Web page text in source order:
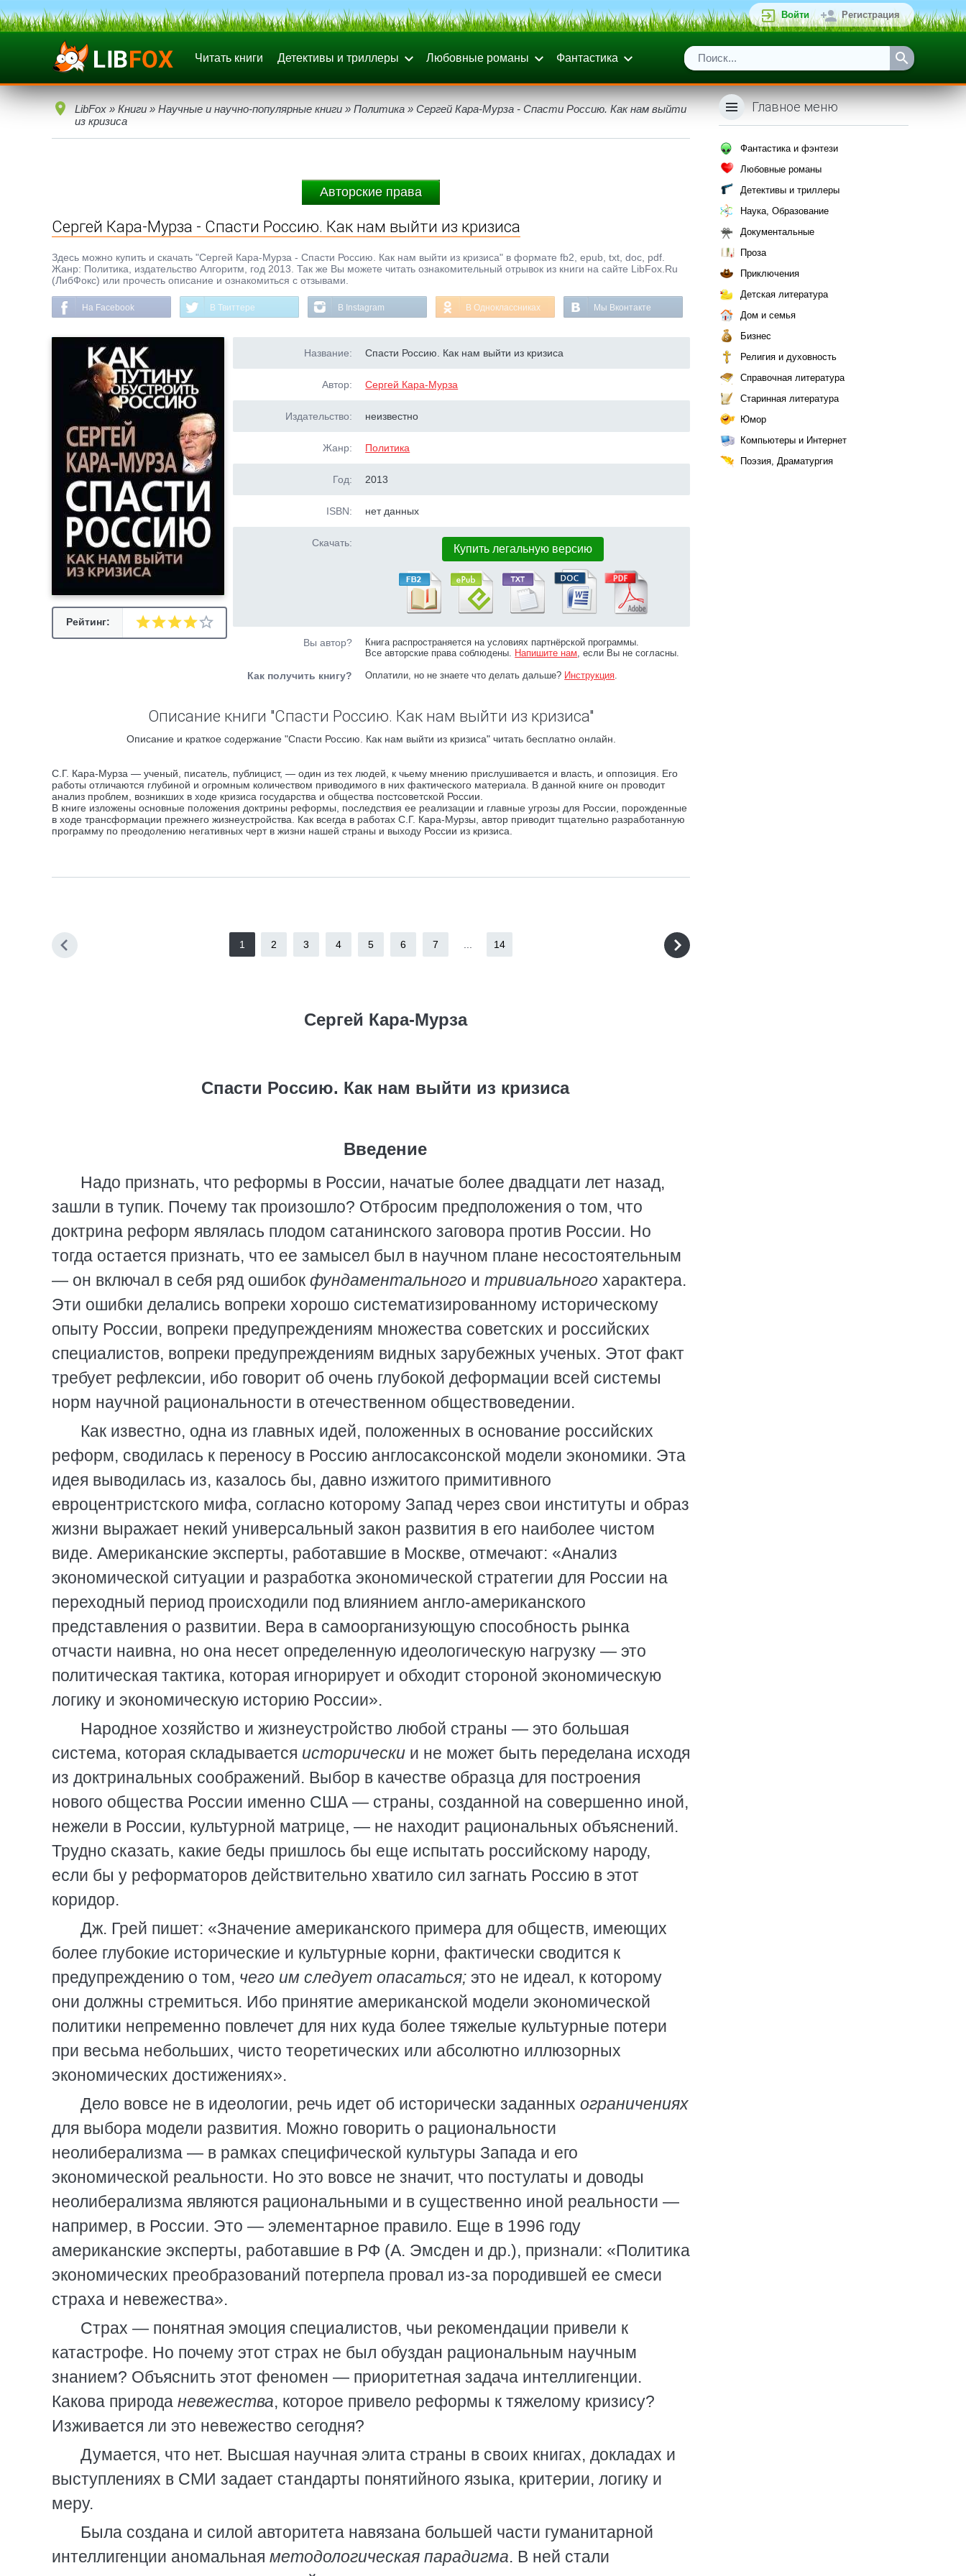
Войти Регистрация
Читать книги Детективы и триллеры Любовные романы Фантастика
LibFox » Книги » Научные и научно-популярные книги » Политика » Сергей Кара-Мурза - Спасти Россию. Как нам выйти
из кризиса
Авторские права
Сергей Кара-Мурза - Спасти Россию. Как нам выйти из кризиса
Здесь можно купить и скачать "Сергей Кара-Мурза - Спасти Россию. Как нам выйти из кризиса" в формате fb2, epub, txt, doc, pdf.
Жанр: Политика, издательство Алгоритм, год 2013. Так же Вы можете читать ознакомительный отрывок из книги на сайте LibFox.Ru
(ЛибФокс) или прочесть описание и ознакомиться с отзывами.
На Facebook В Твиттере В Instagram В Одноклассниках Мы Вконтакте
Рейтинг:
Название: Спасти Россию. Как нам выйти из кризиса
Автор: Сергей Кара-Мурза
Издательство: неизвестно
Жанр: Политика
Год: 2013
ISBN: нет данных
Скачать: Купить легальную версию
Вы автор?
Книга распространяется на условиях партнёрской программы.
Все авторские права соблюдены. Напишите нам, если Вы не согласны.
Как получить книгу? Оплатили, но не знаете что делать дальше? Инструкция.
Описание книги "Спасти Россию. Как нам выйти из кризиса"
Описание и краткое содержание "Спасти Россию. Как нам выйти из кризиса" читать бесплатно онлайн.
С.Г. Кара-Мурза — ученый, писатель, публицист, — один из тех людей, к чьему мнению прислушивается и власть, и оппозиция. Его
работы отличаются глубиной и огромным количеством приводимого в них фактического материала. В данной книге он проводит
анализ проблем, возникших в ходе кризиса государства и общества постсоветской России.
В книге изложены основные положения доктрины реформы, последствия ее реализации и главные угрозы для России, порожденные
в ходе трансформации прежнего жизнеустройства. Как всегда в работах С.Г. Кара-Мурзы, автор приводит тщательно разработанную
программу по преодолению негативных черт в жизни нашей страны и выходу России из кризиса.
1 2 3 4 5 6 7 14
Сергей Кара-Мурза
Спасти Россию. Как нам выйти из кризиса
Введение
Надо признать, что реформы в России, начатые более двадцати лет назад,
зашли в тупик. Почему так произошло? Отбросим предположения о том, что
доктрина реформ являлась плодом сатанинского заговора против России. Но
тогда остается признать, что ее замысел был в научном плане несостоятельным
— он включал в себя ряд ошибок фундаментального и тривиального характера.
Эти ошибки делались вопреки хорошо систематизированному историческому
опыту России, вопреки предупреждениям множества советских и российских
специалистов, вопреки предупреждениям видных зарубежных ученых. Этот факт
требует рефлексии, ибо говорит об очень глубокой деформации всей системы
норм научной рациональности в отечественном обществоведении.
Как известно, одна из главных идей, положенных в основание российских
реформ, сводилась к переносу в Россию англосаксонской модели экономики. Эта
идея выводилась из, казалось бы, давно изжитого примитивного
евроцентристского мифа, согласно которому Запад через свои институты и образ
жизни выражает некий универсальный закон развития в его наиболее чистом
виде. Американские эксперты, работавшие в Москве, отмечают: «Анализ
экономической ситуации и разработка экономической стратегии для России на
переходный период происходили под влиянием англо-американского
представления о развитии. Вера в самоорганизующую способность рынка
отчасти наивна, но она несет определенную идеологическую нагрузку — это
политическая тактика, которая игнорирует и обходит стороной экономическую
логику и экономическую историю России».
Народное хозяйство и жизнеустройство любой страны — это большая
система, которая складывается исторически и не может быть переделана исходя
из доктринальных соображений. Выбор в качестве образца для построения
нового общества России именно США — страны, созданной на совершенно иной,
нежели в России, культурной матрице, — не находит рациональных объяснений.
Трудно сказать, какие беды пришлось бы еще испытать российскому народу,
если бы у реформаторов действительно хватило сил загнать Россию в этот
коридор.
Дж. Грей пишет: «Значение американского примера для обществ, имеющих
более глубокие исторические и культурные корни, фактически сводится к
предупреждению о том, чего им следует опасаться; это не идеал, к которому
они должны стремиться. Ибо принятие американской модели экономической
политики непременно повлечет для них куда более тяжелые культурные потери
при весьма небольших, чисто теоретических или абсолютно иллюзорных
экономических достижениях».
Дело вовсе не в идеологии, речь идет об исторически заданных ограничениях
для выбора модели развития. Можно говорить о рациональности
неолиберализма — в рамках специфической культуры Запада и его
экономической реальности. Но это вовсе не значит, что постулаты и доводы
неолиберализма являются рациональными и в существенно иной реальности —
например, в России. Это — элементарное правило. Еще в 1996 году
американские эксперты, работавшие в РФ (А. Эмсден и др.), признали: «Политика
экономических преобразований потерпела провал из-за породившей ее смеси
страха и невежества».
Страх — понятная эмоция специалистов, чьи рекомендации привели к
катастрофе. Но почему этот страх не был обуздан рациональным научным
знанием? Объяснить этот феномен — приоритетная задача интеллигенции.
Какова природа невежества, которое привело реформы к тяжелому кризису?
Изживается ли это невежество сегодня?
Думается, что нет. Высшая научная элита страны в своих книгах, докладах и
выступлениях в СМИ задает стандарты понятийного языка, критерии, логику и
меру.
Была создана и силой авторитета навязана большей части гуманитарной
интеллигенции аномальная методологическая парадигма. В ней стали
Главное меню
Фантастика и фэнтези
Любовные романы
Детективы и триллеры
Наука, Образование
Документальные
Проза
Приключения
Детская литература
Дом и семья
Бизнес
Религия и духовность
Справочная литература
Старинная литература
Юмор
Компьютеры и Интернет
Поэзия, Драматургия